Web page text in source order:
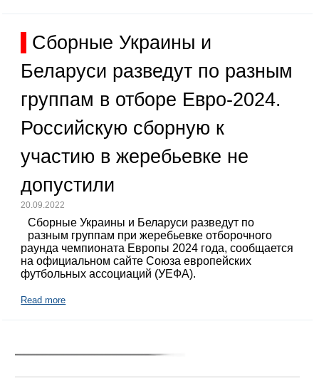
Сборные Украины и
Беларуси разведут по разным
группам в отборе Евро-2024.
Российскую сборную к
участию в жеребьевке не
допустили
20.09.2022
Сборные Украины и Беларуси разведут по
разным группам при жеребьевке отборочного
раунда чемпионата Европы 2024 года, сообщается
на официальном сайте Союза европейских
футбольных ассоциаций (УЕФА).
Read more